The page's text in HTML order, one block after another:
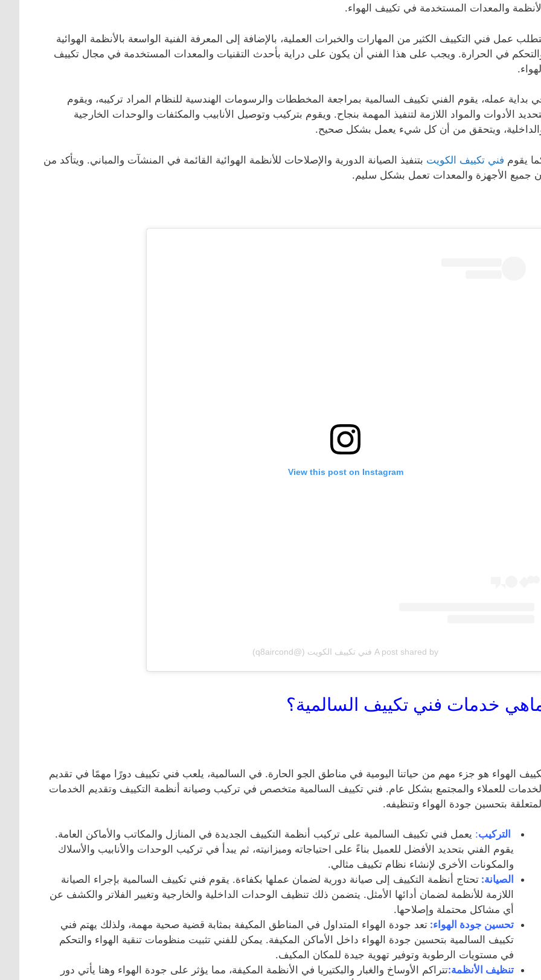
والمعدات المستخدمة في تكييف الهواء.
عمل فني التكييف الكثير من المهارات والخبرات العملية، بالإضافة إلى المعرفة الفنية الواسعة بالأنظمة الهوائية
في الحرارة. ويجب على هذا الفني أن يكون على دراية بأحدث التقنيات والمعدات المستخدمة في مجال تكييف
بداية عمله، يقوم الفني تكييف السالمية بمراجعة المخططات والرسومات الهندسية للنظام المراد تركيبه، ويقوم
الأدوات والمواد اللازمة لتنفيذ المهمة بنجاح. ويقوم بتركيب وتوصيل الأنابيب والمكثفات والوحدات الخارجية
ويتحقق من أن كل شيء يعمل بشكل صحيح.
يقوم فني تكييف الكويت بتنفيذ الصيانة الدورية والإصلاحات للأنظمة الهوائية القائمة في المنشآت والمباني. ويتأكد من
جميع الأجهزة والمعدات تعمل بشكل سليم.
View this post on Instagram
A post shared by فني تكييف الكويت (@q8aircond)
خدمات فني تكييف السالمية؟
الهواء هو جزء مهم من حياتنا اليومية في مناطق الجو الحارة. في السالمية، يلعب فني تكييف دورًا مهمًا في تقديم
للعملاء والمجتمع بشكل عام. فني تكييف السالمية متخصص في تركيب وصيانة أنظمة التكييف وتقديم الخدمات
بتحسين جودة الهواء وتنظيفه.
التركيب: يعمل فني تكييف السالمية على تركيب أنظمة التكييف الجديدة في المنازل والمكاتب والأماكن العامة.
يقوم الفني بتحديد الأفضل للعميل بناءً على احتياجاته وميزانيته، ثم يبدأ في تركيب الوحدات والأنابيب والأسلاك
والمكونات الأخرى لإنشاء نظام تكييف مثالي.
الصيانة: تحتاج أنظمة التكييف إلى صيانة دورية لضمان عملها بكفاءة. يقوم فني تكييف السالمية بإجراء الصيانة
اللازمة للأنظمة لضمان أدائها الأمثل. يتضمن ذلك تنظيف الوحدات الداخلية والخارجية وتغيير الفلاتر والكشف عن
أي مشاكل محتملة وإصلاحها.
تحسين جودة الهواء: تعد جودة الهواء المتداول في المناطق المكيفة بمثابة قضية صحية مهمة، ولذلك يهتم فني
تكييف السالمية بتحسين جودة الهواء داخل الأماكن المكيفة. يمكن للفني تثبيت منظومات تنقية الهواء والتحكم
في مستويات الرطوبة وتوفير تهوية جيدة للمكان المكيف.
تنظيف الأنظمة:تتراكم الأوساخ والغبار والبكتيريا في الأنظمة المكيفة، مما يؤثر على جودة الهواء وهنا يأتي دور